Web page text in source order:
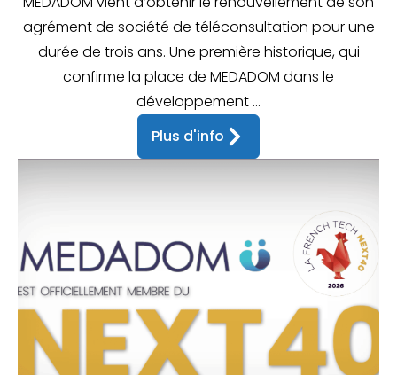
agrément de société de téléconsultation pour une
durée de trois ans. Une première historique, qui
confirme la place de MEDADOM dans le
développement ...
Plus d'info